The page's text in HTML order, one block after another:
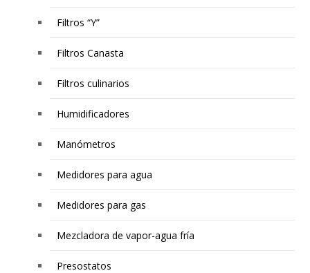
Filtros “Y”
Filtros Canasta
Filtros culinarios
Humidificadores
Manómetros
Medidores para agua
Medidores para gas
Mezcladora de vapor-agua fría
Presostatos